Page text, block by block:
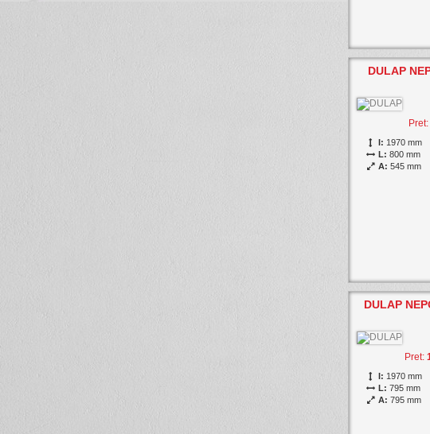
DULAP
Pret:
I: 1970 mm
L: 800 mm
A: 545 mm
DULAP
Pret:
I: 1970 mm
L: 795 mm
A: 795 mm